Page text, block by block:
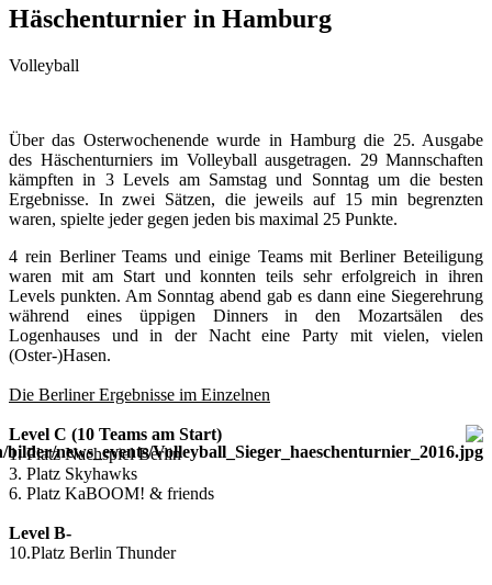
Häschenturnier in Hamburg
Volleyball
Über das Osterwochenende wurde in Hamburg die 25. Ausgabe
des Häschenturniers im Volleyball ausgetragen. 29 Mannschaften
kämpften in 3 Levels am Samstag und Sonntag um die besten
Ergebnisse. In zwei Sätzen, die jeweils auf 15 min begrenzten
waren, spielte jeder gegen jeden bis maximal 25 Punkte.
4 rein Berliner Teams und einige Teams mit Berliner Beteiligung
waren mit am Start und konnten teils sehr erfolgreich in ihren
Levels punkten. Am Sonntag abend gab es dann eine Siegerehrung
während eines üppigen Dinners in den Mozartsälen des
Logenhauses und in der Nacht eine Party mit vielen, vielen
(Oster-)Hasen.
Die Berliner Ergebnisse im Einzelnen
Level C (10 Teams am Start)
1. Platz Nachspiel Berlin
3. Platz Skyhawks
6. Platz KaBOOM! & friends
Level B-
10.Platz Berlin Thunder